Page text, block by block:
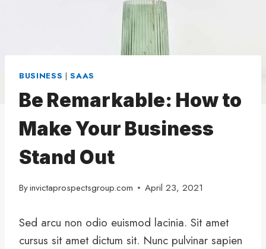
BUSINESS |SAAS
Be Remarkable: How to
Make Your Business
Stand Out
Byinvictaprospectsgroup.com April 23, 2021
Sed arcu non odio euismod lacinia. Sit amet
cursus sit amet dictum sit. Nunc pulvinar sapien